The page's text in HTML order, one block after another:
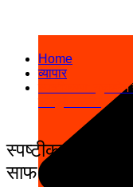
Home
व्यापार
स्पष्टीकरण:
स्पष्टीकरण:
साफ की नई फीचर